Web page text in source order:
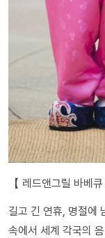
【 레드앤그릴 바베큐
길고 긴 연휴, 명절에
속에서 세계 각국의